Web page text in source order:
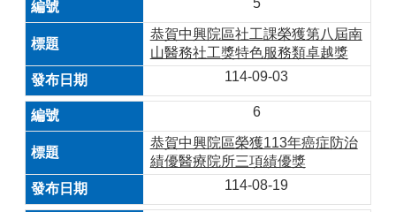
5
恭賀中興院區社工課榮獲第八屆南
山醫務社工獎特色服務類卓越獎
114-09-03
6
恭賀中興院區榮獲113年癌症防治
績優醫療院所三項績優獎
114-08-19